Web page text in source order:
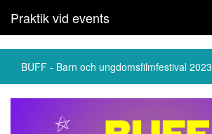
Praktik vid events
BUFF - Barn och ungdomsfilmfestival 2023